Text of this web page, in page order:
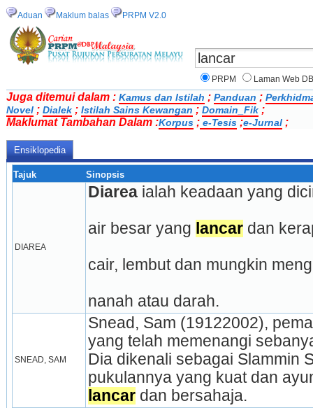
Aduan Maklum balas PRPM V2.0
PRPM Laman Web
Juga ditemui dalam : Kamus dan Istilah ; Panduan ;
Novel ; Dialek ; Istilah Sains Kewangan ; Domain_Fik ;
Maklumat Tambahan Dalam :Korpus ; e-Tesis ;e-Jurnal ;
Ensiklopedia
Tajuk Sinopsis
DIAREA
Diarea ialah keadaan yang
air besar yang lancar dan
cair, lembut dan mungkin
nanah atau darah.
SNEAD, SAM
Snead, Sam (19122002),
yang telah memenangi
Dia dikenali sebagai Slammin
pukulannya yang kuat dan
lancar dan bersahaja.